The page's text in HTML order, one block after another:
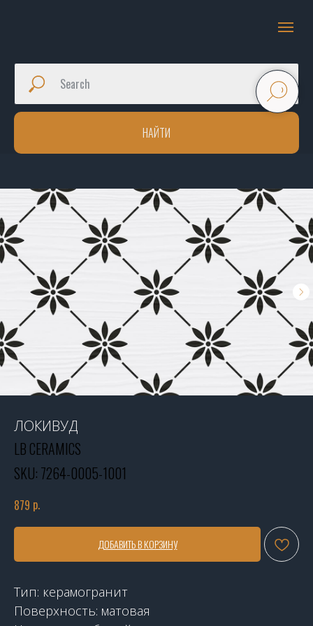
НАЙТИ
ЛОКИВУД
LB CERAMICS
SKU: 7264-0005-1001
879 р.
ДОБАВИТЬ В КОРЗИНУ
Тип: керамогранит
Поверхность: матовая